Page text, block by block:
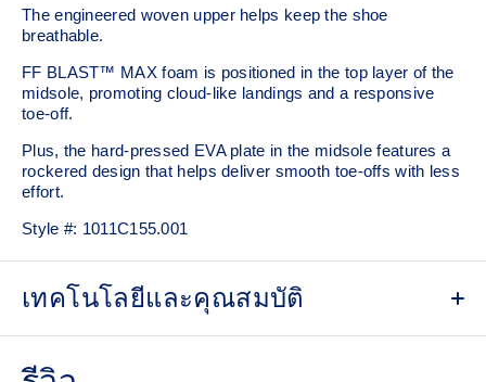
The engineered woven upper helps keep the shoe
breathable.
FF BLAST™ MAX foam is positioned in the top layer of the
midsole, promoting cloud-like landings and a responsive
toe-off.
Plus, the hard-pressed EVA plate in the midsole features a
rockered design that helps deliver smooth toe-offs with less
effort.
Style #: 1011C155.001
เทคโนโลยีและคุณสมบัติ
Breathable material helps keep your feet dry.